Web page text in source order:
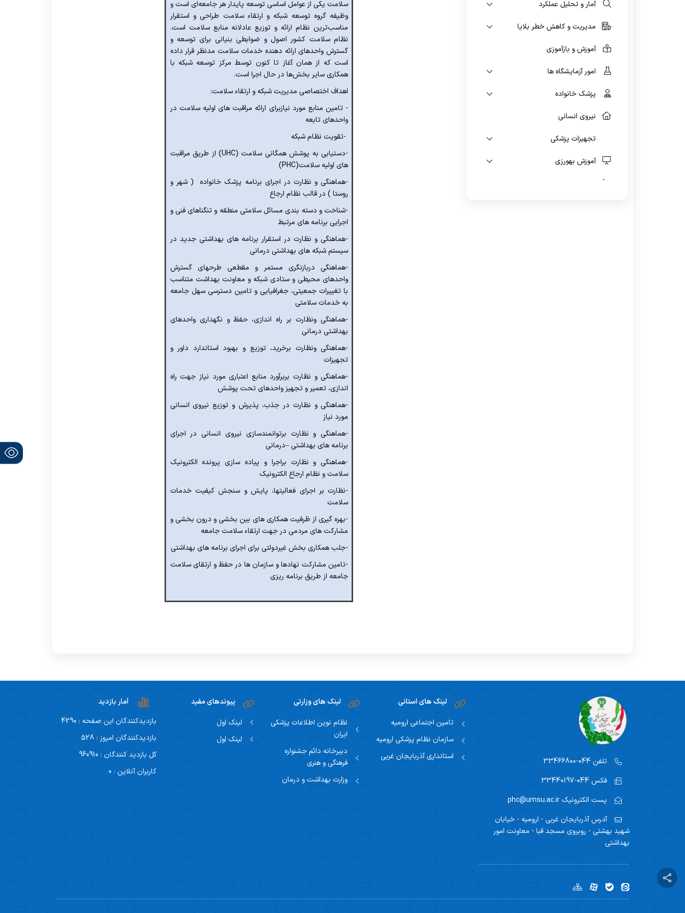
آمار و تحلیل عملکرد
مدیریت و کاهش خطر بلایا
آموزش و بازآموزی
امور آزمایشگاه ها
پزشک خانواده
نیروی انسانی
تجهیزات پزشکی
آموزش بهورزی
سلامت یکی از عوامل اساسی توسعه پایدار هر جامعه‌ای است و
وظیفه گروه توسعه شبکه و ارتقاء سلامت طراحی و استقرار
مناسب‌ترین نظام ارائه و توزیع عادلانه منابع سلامت است.
نظام سلامت کشور اصول و ضوابطی بنیانی برای توسعه و
گسترش واحدهای ارائه دهنده خدمات سلامت مدنظر قرار داده
است که از همان آغاز تا کنون توسط مرکز توسعه شبکه با
همکاری سایر بخش‌ها در حال اجرا است.
اهداف اختصاصی مدیریت شبکه و ارتقاء سلامت:
- تامین منابع مورد نیازبرای ارائه مراقبت های اولیه سلامت در
واحدهای تابعه
-تقویت نظام شبکه
-دستیابی به پوشش همگانی سلامت (UHC) از طریق مراقبت
های اولیه سلامت(PHC)
-هماهنگی و نظارت در اجرای برنامه پزشک خانواده ( شهر و
روستا ) در قالب نظام ارجاع
-شناخت و دسته بندی مسائل سلامتی منطقه و تنگناهای فنی و
اجرایی برنامه های مرتبط
-هماهنگی و نظارت در استقرار برنامه های بهداشتی جدید در
سیستم شبکه های بهداشتی درمانی
-هماهنگی دربازنگری مستمر و مقطعی طرح­های گسترش
واحدهای محیطی و ستادی شبکه و معاونت بهداشت متناسب
با تغییرات جمعیتی، جغرافیایی و تامین دسترسی سهل جامعه
به خدمات سلامتی
-هماهنگی ونظارت بر راه اندازی، حفظ و نگهداری واحدهای
بهداشتی درمانی
-هماهنگی ونظارت برخرید، توزیع و بهبود استاندارد داور و
تجهیزات
-هماهنگی و نظارت بربرآورد منابع اعتباری مورد نیاز جهت راه
اندازی، تعمیر و تجهیز واحدهای تحت پوشش
-هماهنگی و نظارت در جذب، پذیرش و توزیع نیروی انسانی
مورد نیاز
-هماهنگی و نظارت برتوانمندسازی نیروی انسانی در اجرای
برنامه های بهداشتی –درمانی
-هماهنگی و نظارت براجرا و پیاده سازی پرونده الکترونیک
سلامت و نظام ارجاع الکترونیک
-نظارت بر اجرای فعالیتها، پایش و سنجش کیفیت خدمات
سلامت
-بهره گیری از ظرفیت همکاری های بین بخشی و درون بخشی و
مشارکت های مردمی در جهت ارتقاء سلامت جامعه
-جلب همکاری بخش غیردولتی برای اجرای برنامه های بهداشتی
-تامین مشارکت نهادها و سازمان ها در حفظ و ارتقای سلامت
جامعه از طریق برنامه ریزی
تلفن 044-33466800
فکس 044-33440197
پست الکترونیک phc@umsu.ac.ir
آدرس آذربایجان غربی - ارومیه - خیابان
شهید بهشتی - روبروی مسجد قبا - معاونت امور
بهداشتی
لینک های استانی
تامین اجتماعی ارومیه
سازمان نظام پزشکی ارومیه
استانداری آذربایجان غربی
لینک های وزارتی
نظام نوین اطلاعات پزشکی
ایران
دبیرخانه دائم جشنواره
فرهنگی و هنری
وزارت بهداشت و درمان
پیوندهای مفید
لینک اول
لینک اول
آمار بازدید
بازدیدکنندگان این صفحه : 4290
بازدیدکنندگان امروز : 528
کل بازدید کنندگان : 960910
کاربران آنلاین : 0